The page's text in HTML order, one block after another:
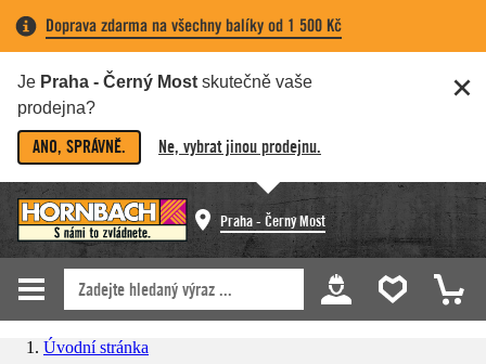
Doprava zdarma na všechny balíky od 1 500 Kč
Je Praha - Černý Most skutečně vaše
prodejna?
ANO, SPRÁVNĚ. Ne, vybrat jinou prodejnu.
Praha - Černý Most
Úvodní stránka